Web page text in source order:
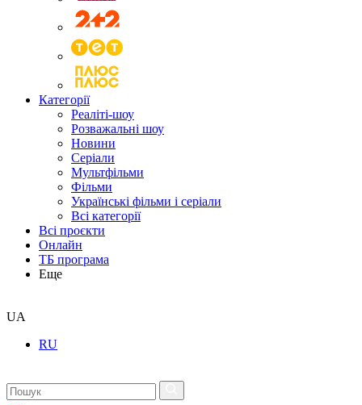
Категорії
Реаліті-шоу
Розважальні шоу
Новини
Серіали
Мультфільми
Фільми
Українські фільми і серіали
Всі категорії
Всі проєкти
Онлайн
ТБ програма
Еще
UA
RU